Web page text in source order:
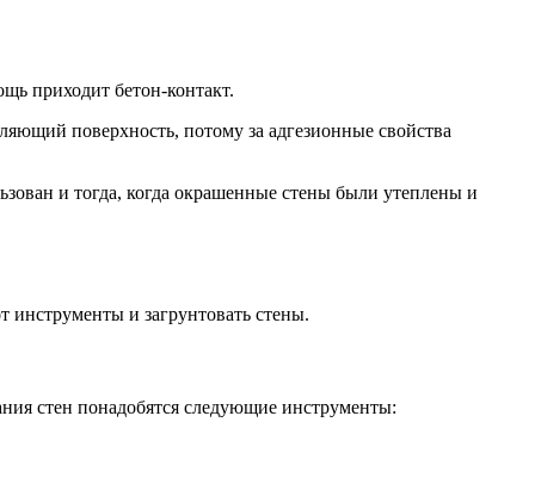
приходит бетон-контакт.
поверхность, потому за адгезионные свойства
и тогда, когда окрашенные стены были утеплены и
инструменты и загрунтовать стены.
стен понадобятся следующие инструменты: